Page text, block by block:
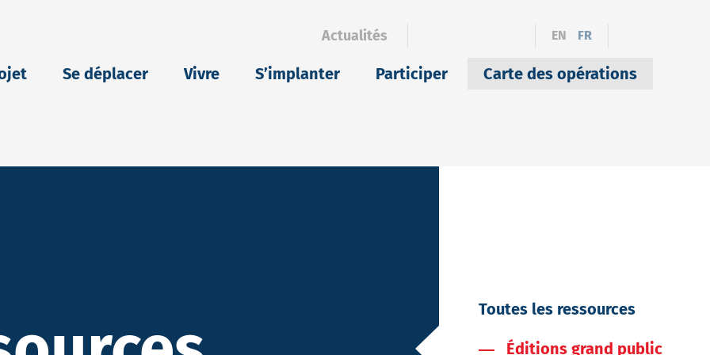
Actualités EN FR
Se déplacer Vivre S’implanter Participer Carte des opérations
Toutes les ressources
Éditions grand public